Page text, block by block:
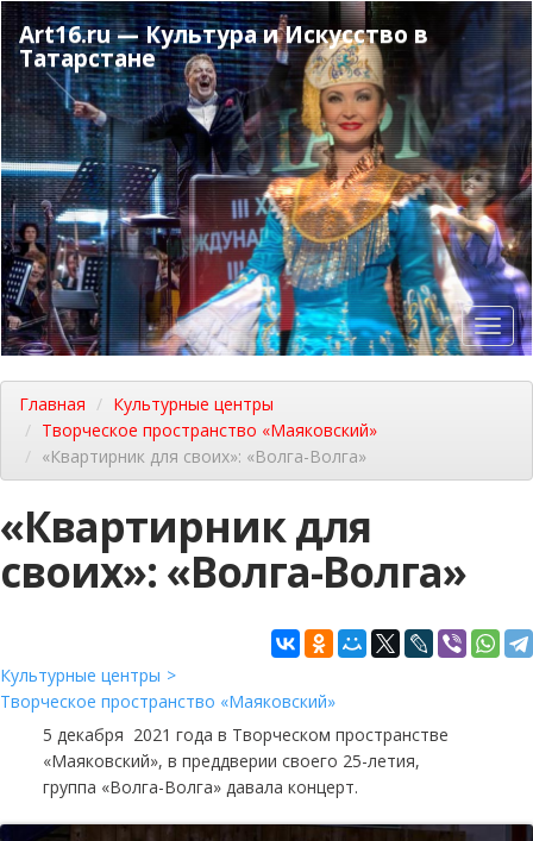
Перейти
к
основному
содержанию
Art16.ru — Культура и Искусство в
Татарстане
Главная
Культурные центры
Творческое пространство «Маяковский»
«Квартирник для своих»: «Волга-Волга»
«Квартирник для
своих»: «Волга-Волга»
Культурные центры
Творческое пространство «Маяковский»
5 декабря 2021 года в Творческом пространстве
«Маяковский», в преддверии своего 25-летия,
группа «Волга-Волга» давала концерт.